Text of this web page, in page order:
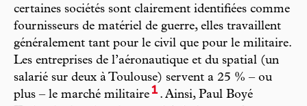
certaines sociétés sont clairement identifiées comme
fournisseurs de matériel de guerre, elles travaillent
généralement tant pour le civil que pour le militaire.
Les entreprises de l’aéronautique et du spatial (un
salarié sur deux à Toulouse) servent a 25 % – ou
plus – le marché militaire1 . Ainsi, Paul Boyé